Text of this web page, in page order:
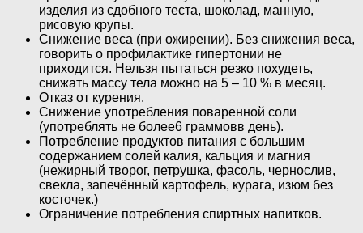
изделия из сдобного теста, шоколад, манную,
рисовую крупы.
Снижение веса (при ожирении). Без снижения веса,
говорить о профилактике гипертонии не
приходится. Нельзя пытаться резко похудеть,
снижать массу тела можно на 5 – 10 % в месяц.
Отказ от курения.
Снижение употребления поваренной соли
(употреблять не более6 граммовв день).
Потребление продуктов питания с большим
содержанием солей калия, кальция и магния
(нежирный творог, петрушка, фасоль, чернослив,
свекла, запечённый картофель, курага, изюм без
косточек.)
Ограничение потребления спиртных напитков.